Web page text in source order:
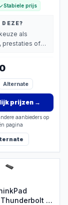
Stabiele prijs
DEZE?
als
prestaties of
Alternate
prijzen→
aanbieders op
pagina
4